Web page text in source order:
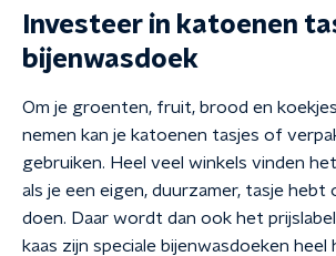
Investeer in katoenen
bijenwasdoek
Om je groenten, fruit, brood en
nemen kan je katoenen tasjes of
gebruiken. Heel veel winkels vinden
als je een eigen, duurzamer, tasje hebt
doen. Daar wordt dan ook het
kaas zijn speciale bijenwasdoeken heel